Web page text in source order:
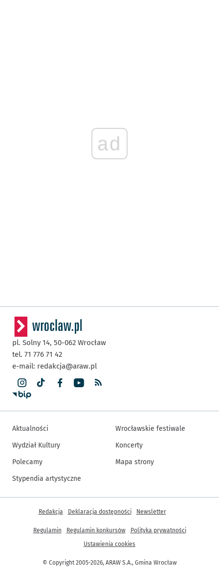
ad
pl. Solny 14, 50-062 Wrocław
tel. 71 776 71 42
e-mail: redakcja@araw.pl
Aktualności
Wydział Kultury
Polecamy
Stypendia artystyczne
Wrocławskie festiwale
Koncerty
Mapa strony
© Copyright 2005-2026, ARAW S.A., Gmina Wrocław
Inne informacje
Redakcja Deklaracja dostępności Newsletter
Regulamin Regulamin konkursów
Polityka prywatności
Ustawienia cookies